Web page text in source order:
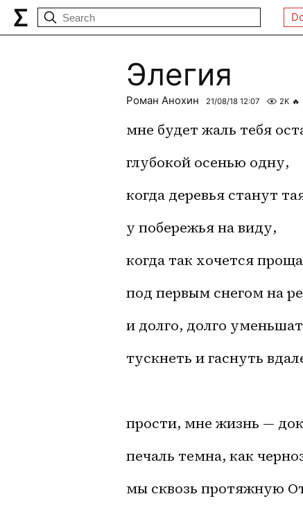
Элегия
Роман Анохин 21/08/18 12:07 2K 🔥
мне будет жаль тебя
глубокой осенью одну,
когда деревья станут
у побережья на виду,
когда так хочется
под первым снегом на
и долго, долго
тускнеть и гаснуть
прости, мне жизнь —
печаль темна, как
мы сквозь протяжную